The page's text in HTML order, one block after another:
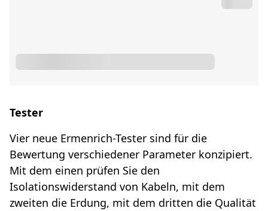
Tester
Vier neue Ermenrich-Tester sind für die
Bewertung verschiedener Parameter konzipiert.
Mit dem einen prüfen Sie den
Isolationswiderstand von Kabeln, mit dem
zweiten die Erdung, mit dem dritten die Qualität